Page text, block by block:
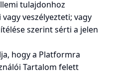
tulajdonhoz
veszélyezteti; vagy
szerint sérti a jelen
hogy a Platformra
Tartalom felett